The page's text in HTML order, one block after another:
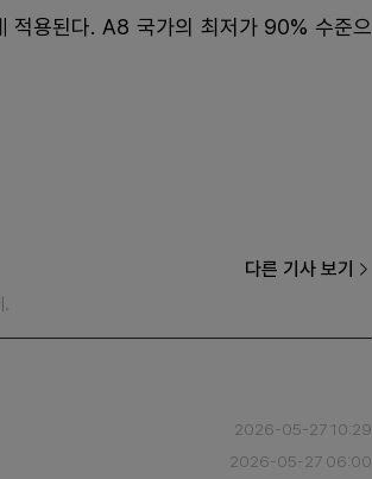
적용된다. A8 국가의 최저가 90% 수준으
다른 기사 보기
2026-05-27 10:29
2026-05-27 06:00